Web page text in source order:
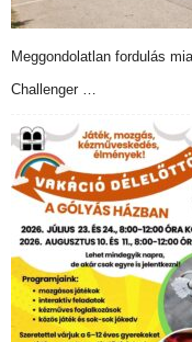
Meggondolatlan fordulás
Challenger …